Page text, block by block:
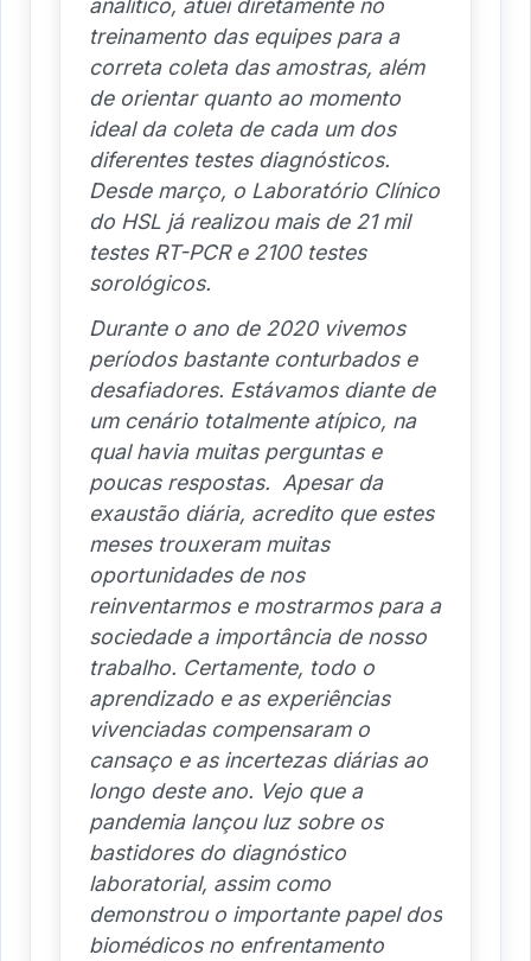
treinamento das equipes para a
correta coleta das amostras, além
de orientar quanto ao momento
ideal da coleta de cada um dos
diferentes testes diagnósticos.
Desde março, o Laboratório Clínico
do HSL já realizou mais de 21 mil
testes RT-PCR e 2100 testes
sorológicos.
Durante o ano de 2020 vivemos
períodos bastante conturbados e
desafiadores. Estávamos diante de
um cenário totalmente atípico, na
qual havia muitas perguntas e
poucas respostas. Apesar da
exaustão diária, acredito que estes
meses trouxeram muitas
oportunidades de nos
reinventarmos e mostrarmos para a
sociedade a importância de nosso
trabalho. Certamente, todo o
aprendizado e as experiências
vivenciadas compensaram o
cansaço e as incertezas diárias ao
longo deste ano. Vejo que a
pandemia lançou luz sobre os
bastidores do diagnóstico
laboratorial, assim como
demonstrou o importante papel dos
biomédicos no enfrentamento